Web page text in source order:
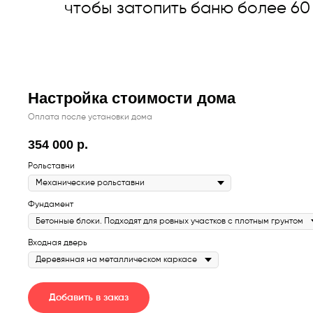
чтобы затопить баню более
Настройка стоимости дома
Оплата после установки дома
354 000 р.
Рольставни
Фундамент
Входная дверь
Добавить в заказ